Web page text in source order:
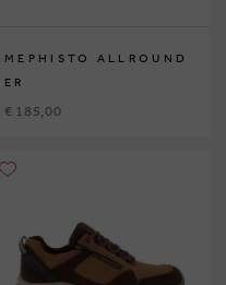
MEPHISTO ALLROUND
ER
€ 185,00